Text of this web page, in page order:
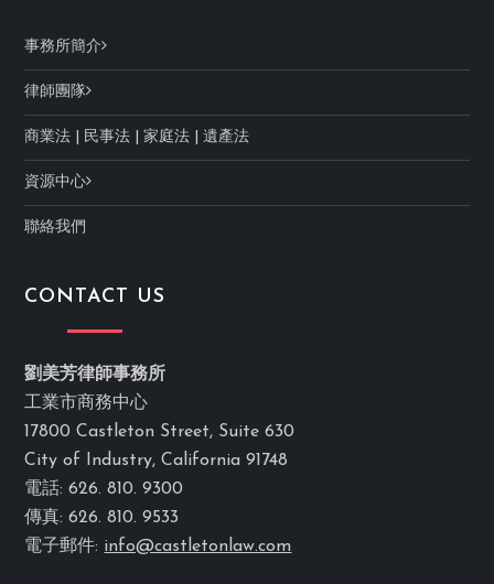
事務所簡介
律師團隊
商業法 民事法 |家庭法 |遺產法
資源中心
聯絡我們
CONTACT US
劉美芳律師事務所
工業市商務中心
17800 Castleton Street, Suite 630
City of Industry, California 91748
電話: 626. 810. 9300
傳真: 626. 810. 9533
電子郵件: info@castletonlaw.com